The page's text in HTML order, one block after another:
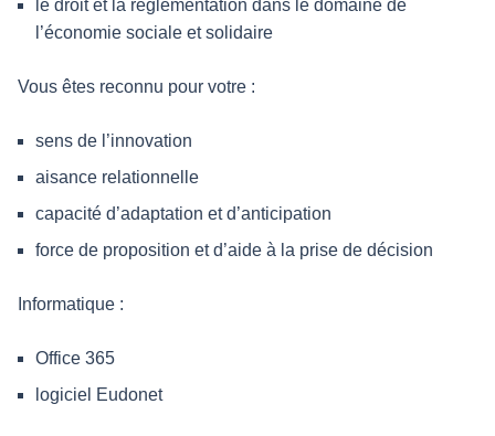
le droit et la réglementation dans le domaine de
l’économie sociale et solidaire
Vous êtes reconnu pour votre :
sens de l’innovation
aisance relationnelle
capacité d’adaptation et d’anticipation
force de proposition et d’aide à la prise de décision
Informatique :
Office 365
logiciel Eudonet